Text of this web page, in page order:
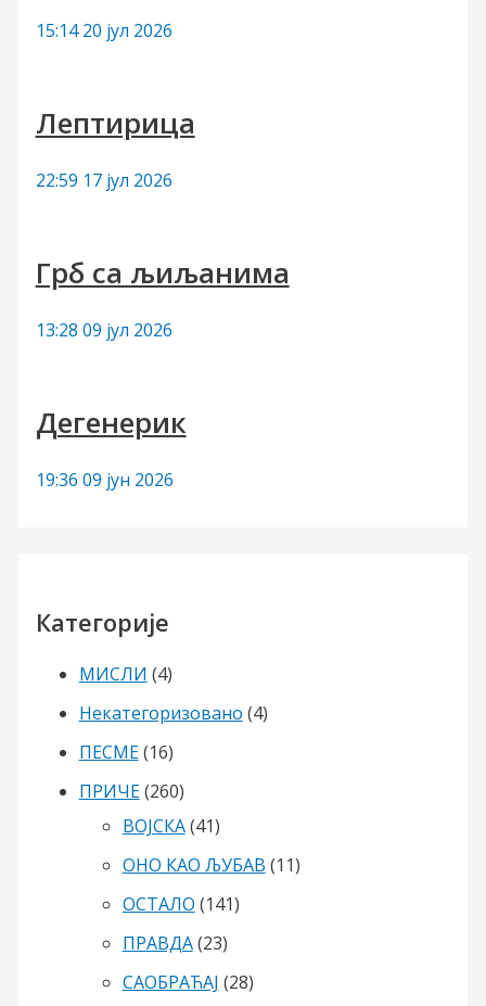
15:14 20 јул 2026
Лептирица
22:59 17 јул 2026
Грб са љиљанима
13:28 09 јул 2026
Дегенерик
19:36 09 јун 2026
Категорије
МИСЛИ (4)
Некатегоризовано (4)
ПЕСМЕ(16)
ПРИЧЕ(260)
ВОЈСКА(41)
ОНО КАО ЉУБАВ (11)
ОСТАЛО (141)
ПРАВДА(23)
САОБРАЋАЈ (28)